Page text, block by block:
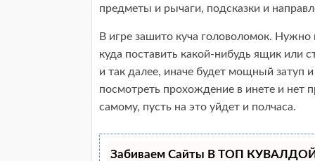
предметы и рычаги, подсказки и
В игре зашито куча головоломок. Нужно
куда поставить какой-нибудь ящик или
и так далее, иначе будет мощный затуп
посмотреть прохождение в инете и нет
самому, пусть на это уйдет и полчаса.
Забиваем Сайты В ТОП КУВАЛДОЙ